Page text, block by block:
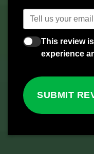
This review
experience
SUBMIT